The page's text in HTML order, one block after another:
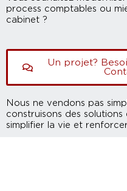
process comptables ou
cabinet ?
Un projet?
Nous ne vendons pas
construisons des
simplifier la vie et